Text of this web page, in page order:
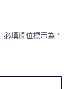
必填欄位標示為*